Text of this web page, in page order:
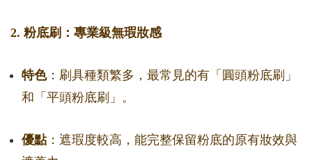
2. 粉底刷：專業級無瑕妝感
特色：刷具種類繁多，最常見的有「圓頭粉底刷」
和「平頭粉底刷」。
優點：遮瑕度較高，能完整保留粉底的原有妝效與